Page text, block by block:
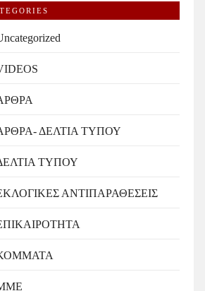
ΔΕΛΤΙΑ ΤΥΠΟΥ
ΤΥΠΟΥ
ΑΝΤΙΠΑΡΑΘΕΣΕΙΣ